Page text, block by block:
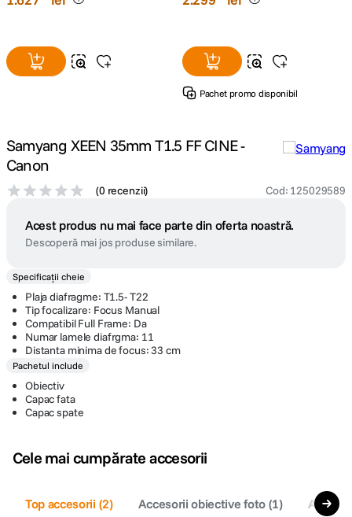
Pachet promo disponibil
Samyang XEEN 35mm T1.5 FF CINE -
Canon
(0 recenzii) Cod: 125029589
Acest produs nu mai face parte din oferta noastră.
Descoperă mai jos produse similare.
Specificații cheie
Plaja diafragme: T1.5- T22
Tip focalizare: Focus Manual
Compatibil Full Frame: Da
Numar lamele diafrgma: 11
Distanta minima de focus: 33 cm
Pachetul include
Obiectiv
Capac fata
Capac spate
Cele mai cumpărate accesorii
Top accesorii (2) Accesorii obiective foto(1)